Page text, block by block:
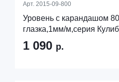
Арт. 2015-09-800
Уровень с карандашом
глазка,1мм/м,серия
1 090 р.